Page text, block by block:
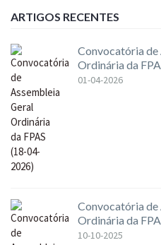
ARTIGOS RECENTES
Convocatória de
Ordinária da
01-04-2026
Convocatória de
Ordinária da
10-10-2025